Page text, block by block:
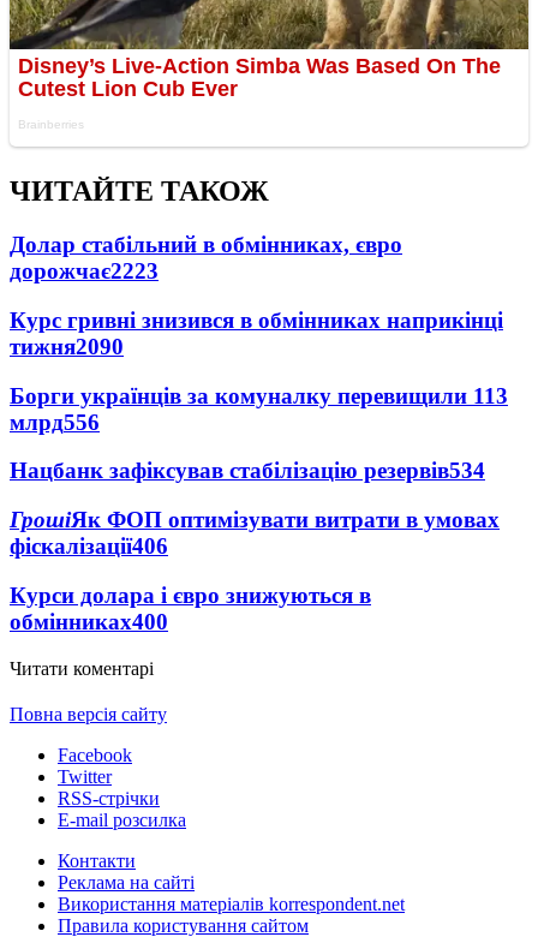
ЧИТАЙТЕ ТАКОЖ
Долар стабільний в обмінниках, євро
дорожчає2223
Курс гривні знизився в обмінниках наприкінці
тижня2090
Борги українців за комуналку перевищили 113
млрд556
Нацбанк зафіксував стабілізацію резервів534
ГрошіЯк ФОП оптимізувати витрати в умовах
фіскалізації406
Курси долара і євро знижуються в
обмінниках400
Читати коментарі
Повна версія сайту
Facebook
Twitter
RSS-стрічки
E-mail розсилка
Контакти
Реклама на сайті
Використання матеріалів korrespondent.net
Правила користування сайтом